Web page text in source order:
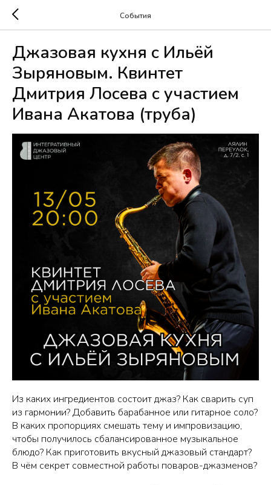
События
Джазовая кухня с Ильёй
Зыряновым. Квинтет
Дмитрия Лосева с участием
Ивана Акатова (труба)
Из каких ингредиентов состоит джаз? Как сварить суп
из гармонии? Добавить барабанное или гитарное соло?
В каких пропорциях смешать тему и импровизацию,
чтобы получилось сбалансированное музыкальное
блюдо? Как приготовить вкусный джазовый стандарт?
В чём секрет совместной работы поваров-джазменов?